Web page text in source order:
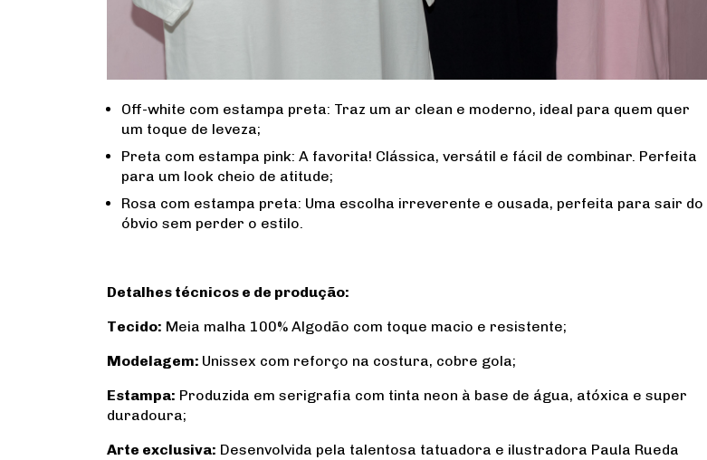
Off-white com estampa preta: Traz um ar clean e moderno, ideal para quem quer
um toque de leveza;
Preta com estampa pink: A favorita! Clássica, versátil e fácil de combinar. Perfeita
para um look cheio de atitude;
Rosa com estampa preta: Uma escolha irreverente e ousada, perfeita para sair do
óbvio sem perder o estilo.
Detalhes técnicos e de produção:
Tecido: Meia malha 100% Algodão com toque macio e resistente;
Modelagem: Unissex com reforço na costura, cobre gola;
Estampa: Produzida em serigrafia com tinta neon à base de água, atóxica e super
duradoura;
Arte exclusiva: Desenvolvida pela talentosa tatuadora e ilustradora Paula Rueda